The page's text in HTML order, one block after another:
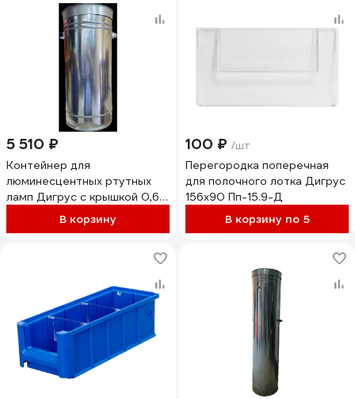
5 510 ₽
Контейнер для
люминесцентных ртутных
ламп Дигрус с крышкой 0,65
м ф 300 мм К-ЛРЛ-0,65/Д
В корзину
100 ₽ /шт
Перегородка поперечная
для полочного лотка Дигрус
156х90 Пп-15.9-Д
В корзину по 5